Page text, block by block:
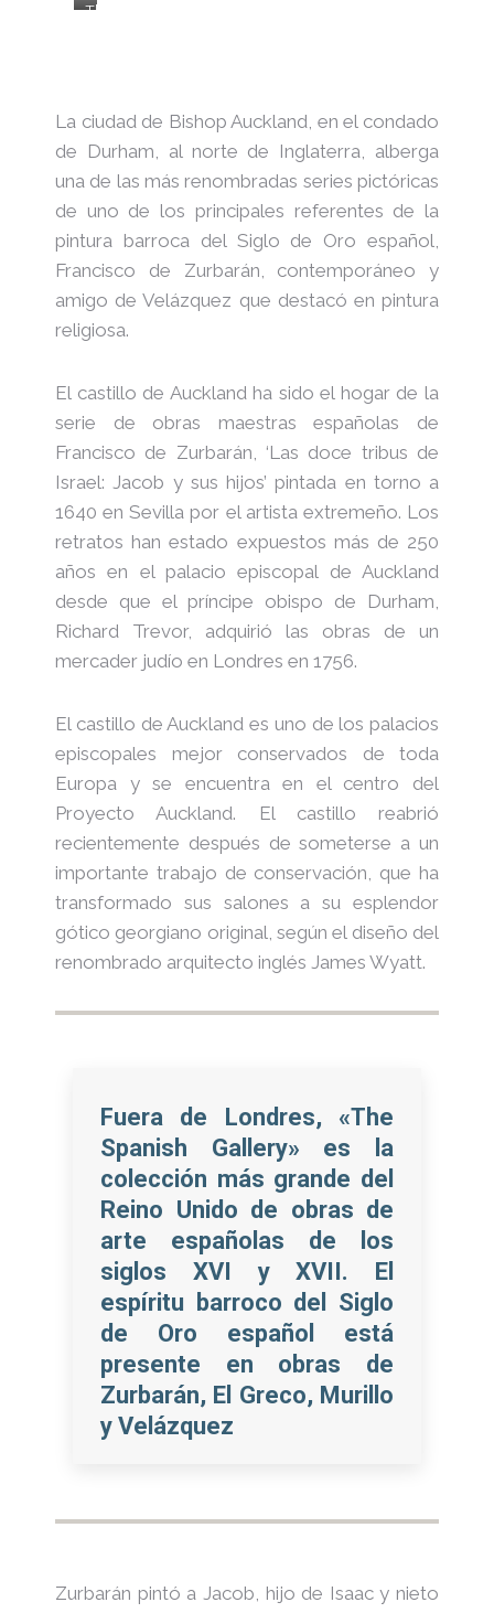
The
UK’s
first
gallery
to
the
art,
and
culture
La ciudad de Bishop Auckland, en el condado
de Durham, al norte de Inglaterra, alberga
una de las más renombradas series pictóricas
de uno de los principales referentes de la
pintura barroca del Siglo de Oro español,
Francisco de Zurbarán, contemporáneo y
amigo de Velázquez que destacó en pintura
religiosa.
El castillo de Auckland ha sido el hogar de la
serie de obras maestras españolas de
Francisco de Zurbarán, ‘Las doce tribus de
Israel: Jacob y sus hijos’ pintada en torno a
1640 en Sevilla por el artista extremeño. Los
retratos han estado expuestos más de 250
años en el palacio episcopal de Auckland
desde que el príncipe obispo de Durham,
Richard Trevor, adquirió las obras de un
mercader judío en Londres en 1756.
El castillo de Auckland es uno de los palacios
episcopales mejor conservados de toda
Europa y se encuentra en el centro del
Proyecto Auckland. El castillo reabrió
recientemente después de someterse a un
importante trabajo de conservación, que ha
transformado sus salones a su esplendor
gótico georgiano original, según el diseño del
renombrado arquitecto inglés James Wyatt.
Fuera de Londres, «The
Spanish Gallery» es la
colección más grande del
Reino Unido de obras de
arte españolas de los
siglos XVI y XVII. El
espíritu barroco del Siglo
de Oro español está
presente en obras de
Zurbarán, El Greco, Murillo
y Velázquez
Zurbarán pintó a Jacob, hijo de Isaac y nieto